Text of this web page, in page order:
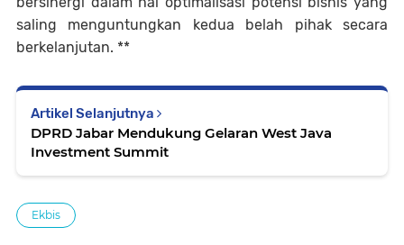
saling menguntungkan kedua belah pihak secara
berkelanjutan. **
Artikel Selanjutnya
DPRD Jabar Mendukung Gelaran West Java
Investment Summit
Ekbis